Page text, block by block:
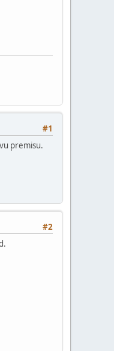
#1
premisu.
#2